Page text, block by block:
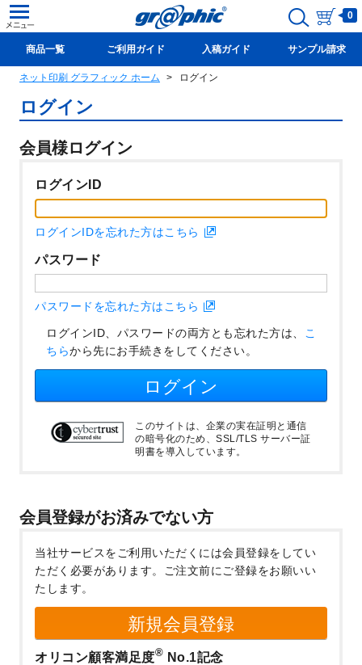
0
商品一覧 ご利用ガイド 入稿ガイド サンプル請求
新規会員登録(無料)
ネット印刷 グラフィック ホーム ログイン
ログイン
会員様ログイン
ログインID
ログインIDを忘れた方はこちら
パスワード
パスワードを忘れた方はこちら
ログインID、パスワードの両方とも忘れた方は、 こ
ちらから先にお手続きをしてください。
ログイン
このサイトは、企業の実在証明と通信
の暗号化のため、SSL/TLS サーバー証
明書を導入しています。
会員登録がお済みでない方
当社サービスをご利用いただくには会員登録をしてい
ただく必要があります。
ご注文前にご登録をお願いい
たします。
新規会員登録
オリコン顧客満足度® No.1記念